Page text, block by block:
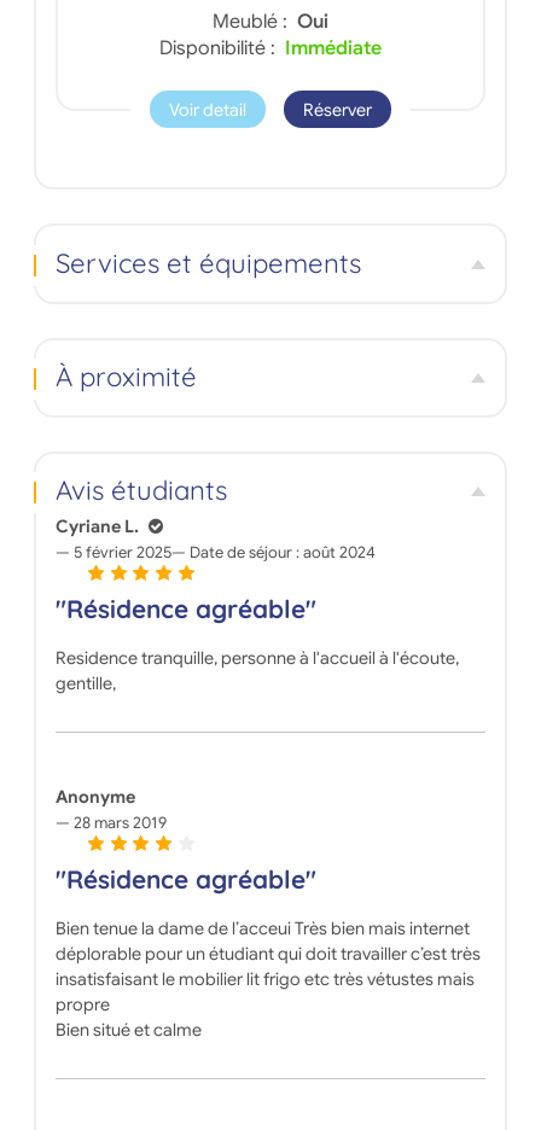
Meublé : Oui
Disponibilité : Immédiate
Voir detail Réserver
Services et équipements
À proximité
Avis étudiants
Cyriane L.
5 février 2025 Date de séjour :août 2024
"Résidence agréable"
Residence tranquille, personne à l'accueil à l'écoute,
gentille,
Anonyme
28 mars 2019
"Résidence agréable"
Bien tenue la dame de l’acceui Très bien mais internet
déplorable pour un étudiant qui doit travailler c’est très
insatisfaisant le mobilier lit frigo etc très vétustes mais
propre
Bien situé et calme